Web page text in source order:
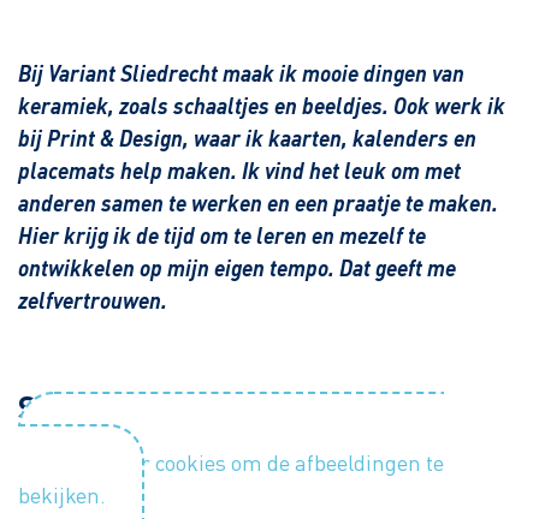
Bij Variant Sliedrecht maak ik mooie dingen van
keramiek, zoals schaaltjes en beeldjes. Ook werk ik
bij Print & Design, waar ik kaarten, kalenders en
placemats help maken. Ik vind het leuk om met
anderen samen te werken en een praatje te maken.
Hier krijg ik de tijd om te leren en mezelf te
ontwikkelen op mijn eigen tempo. Dat geeft me
zelfvertrouwen.
Sfeerimpressie
Accepteer cookies om de afbeeldingen te
bekijken.